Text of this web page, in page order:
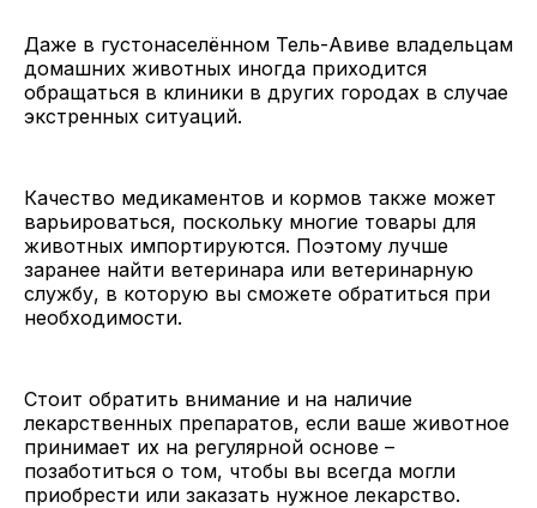
Даже в густонаселённом Тель-Авиве владельцам
домашних животных иногда приходится
обращаться в клиники в других городах в случае
экстренных ситуаций.
Качество медикаментов и кормов также может
варьироваться, поскольку многие товары для
животных импортируются. Поэтому лучше
заранее найти ветеринара или ветеринарную
службу, в которую вы сможете обратиться при
необходимости.
Стоит обратить внимание и на наличие
лекарственных препаратов, если ваше животное
принимает их на регулярной основе –
позаботиться о том, чтобы вы всегда могли
приобрести или заказать нужное лекарство.